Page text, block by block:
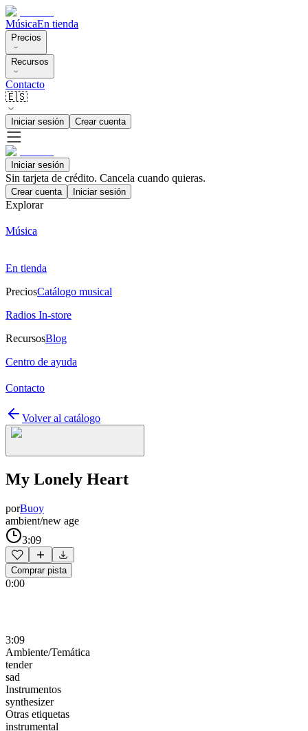
MúsicaEn tienda
Precios
Recursos
Contacto
🇪🇸
Iniciar sesión Crear cuenta
Iniciar sesión
Sin tarjeta de crédito. Cancela cuando quieras.
Crear cuenta Iniciar sesión
Explorar
Música
En tienda
PreciosCatálogo musical
Radios In-store
RecursosBlog
Centro de ayuda
Contacto
Volver al catálogo
My Lonely Heart
porBuoy
ambient/new age
3:09
Comprar pista
0:00
3:09
Ambiente/Temática
tender
sad
Instrumentos
synthesizer
Otras etiquetas
instrumental